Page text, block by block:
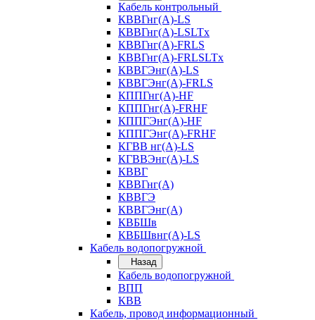
Кабель контрольный
КВВГнг(А)-LS
КВВГнг(А)-LSLTx
КВВГнг(А)-FRLS
КВВГнг(А)-FRLSLTx
КВВГЭнг(А)-LS
КВВГЭнг(А)-FRLS
КППГнг(А)-HF
КППГнг(А)-FRHF
КППГЭнг(А)-HF
КППГЭнг(А)-FRHF
КГВВ нг(А)-LS
КГВВЭнг(А)-LS
КВВГ
КВВГнг(А)
КВВГЭ
КВВГЭнг(А)
КВБШв
КВБШвнг(А)-LS
Кабель водопогружной
Назад
Кабель водопогружной
ВПП
КВВ
Кабель, провод информационный